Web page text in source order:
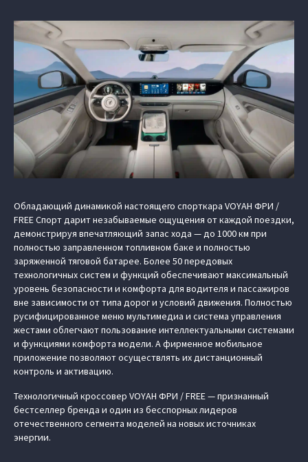
Обладающий динамикой настоящего спорткара VOYAH ФРИ /
FREE Спорт дарит незабываемые ощущения от каждой поездки,
демонстрируя впечатляющий запас хода — до 1000 км при
полностью заправленном топливном баке и полностью
заряженной тяговой батарее. Более 50 передовых
технологичных систем и функций обеспечивают максимальный
уровень безопасности и комфорта для водителя и пассажиров
вне зависимости от типа дорог и условий движения. Полностью
русифицированное меню мультимедиа и система управления
жестами облегчают пользование интеллектуальными системами
и функциями комфорта модели. А фирменное мобильное
приложение позволяют осуществлять их дистанционный
контроль и активацию.
Технологичный кроссовер VOYAH ФРИ / FREE — признанный
бестселлер бренда и один из бесспорных лидеров
отечественного сегмента моделей на новых источниках
энергии.